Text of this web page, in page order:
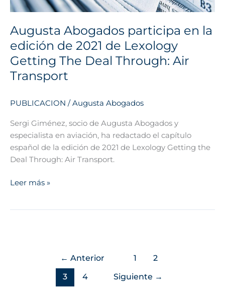
Augusta Abogados participa en la
edición de 2021 de Lexology
Getting The Deal Through: Air
Transport
PUBLICACION /Augusta Abogados
Sergi Giménez, socio de Augusta Abogados y
especialista en aviación, ha redactado el capítulo
español de la edición de 2021 de Lexology Getting the
Deal Through: Air Transport.
de
Getting
The
Deal
Through:
Air
Leer más »
← Anterior 1
2
3
4 Siguiente →